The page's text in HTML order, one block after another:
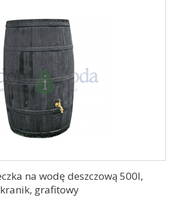
na wodę deszczową 500l,
kranik, grafitowy